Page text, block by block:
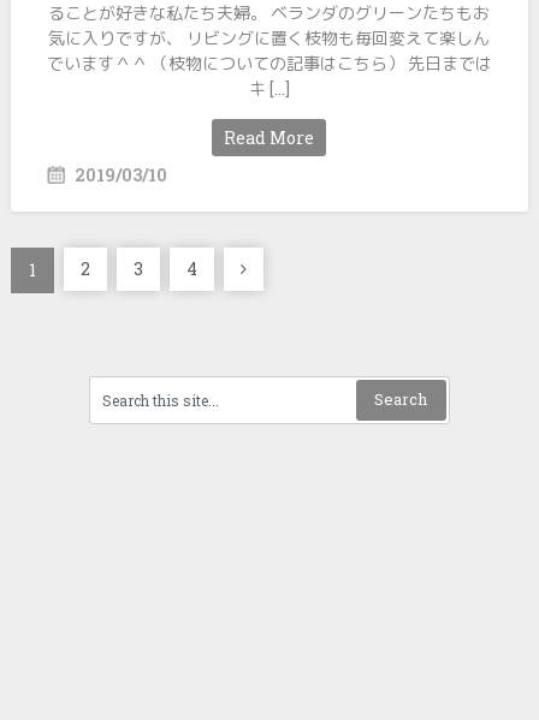
ることが好きな私たち夫婦。 ベランダのグリーンたちもお
気に入りですが、 リビングに置く枝物も毎回変えて楽しん
でいます＾＾ （枝物についての記事はこちら） 先日までは
キ […]
Read More
2019/03/10
投
1 2 3 4